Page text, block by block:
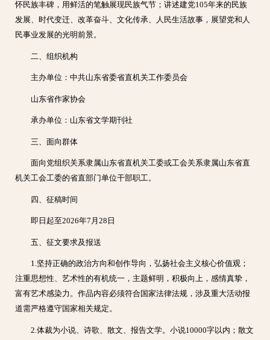
怀民族丰碑，用鲜活的笔触展现民族气节；讲述建党105年来的民族
发展、时代变迁、改革奋斗、文化传承、人民生活故事，展望党和人
民事业发展的光明前景。
二、组织机构
主办单位：中共山东省委省直机关工作委员会
山东省作家协会
承办单位：山东省文学期刊社
三、面向群体
面向党组织关系隶属山东省直机关工委或工会关系隶属山东省直
机关工会工委的省直部门单位干部职工。
四、征稿时间
即日起至2026年7月28日
五、征文要求及报送
1.坚持正确的政治方向和创作导向，弘扬社会主义核心价值观；
注重思想性、艺术性的有机统一，主题鲜明，积极向上，感情真挚，
富有艺术感染力。作品内容必须符合国家法律法规，涉及重大活动报
道需严格遵守国家相关规定。
2.体裁为小说、诗歌、散文、报告文学。小说10000字以内；散文